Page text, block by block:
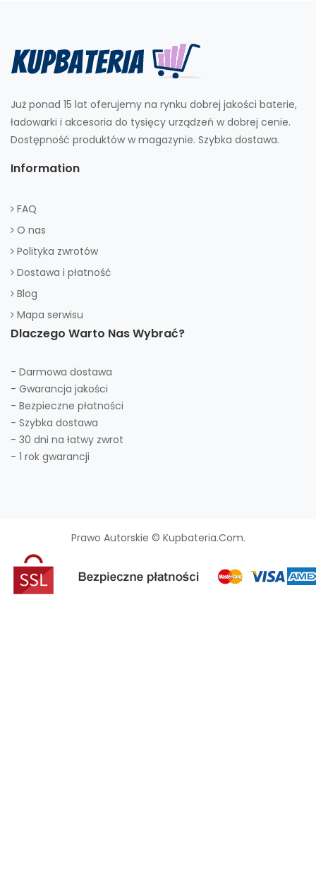
Już ponad 15 lat oferujemy na rynku dobrej jakości baterie,
ładowarki i akcesoria do tysięcy urządzeń w dobrej cenie.
Dostępność produktów w magazynie. Szybka dostawa.
Information
FAQ
O nas
Polityka zwrotów
Dostawa i płatność
Blog
Mapa serwisu
Dlaczego Warto Nas Wybrać?
- Darmowa dostawa
- Gwarancja jakości
- Bezpieczne płatności
- Szybka dostawa
- 30 dni na łatwy zwrot
- 1 rok gwarancji
Prawo Autorskie © Kupbateria.com.